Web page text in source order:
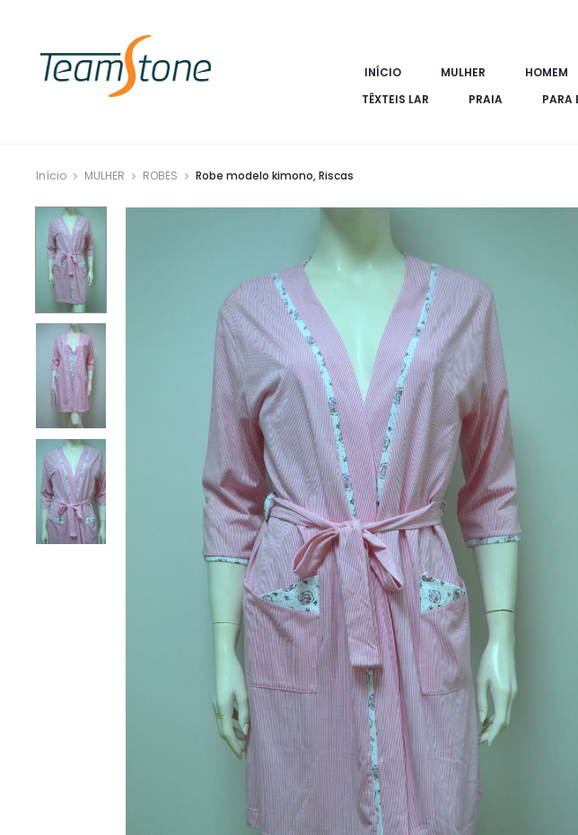
INÍCIO MULHER HOMEM
TÊXTEIS LAR
PRAIA PARA
Início MULHER ROBES Robe modelo kimono, Riscas